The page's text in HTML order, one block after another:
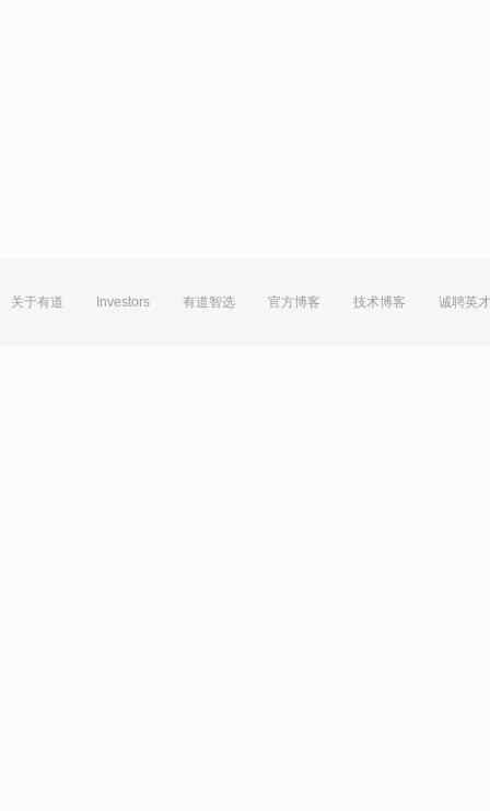
关于有道 Investors 有道智选 官方博客 技术博客 诚聘英才